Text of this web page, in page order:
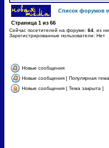
Список форумов
Страница 1 из 66
Сейчас посетителей на форуме: 64 , из
Зарегистрированные пользователи: Нет
Новые сообщения
Новые сообщения [ Популярная
Новые сообщения [ Тема закрыта ]